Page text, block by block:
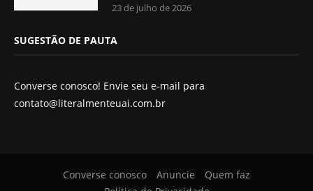
23 de julho de 2026
SUGESTÃO DE PAUTA
Converse conosco! Envie seu e-mail para
contato@literalmenteuai.com.br
Converse conosco Anuncie
Quem faz